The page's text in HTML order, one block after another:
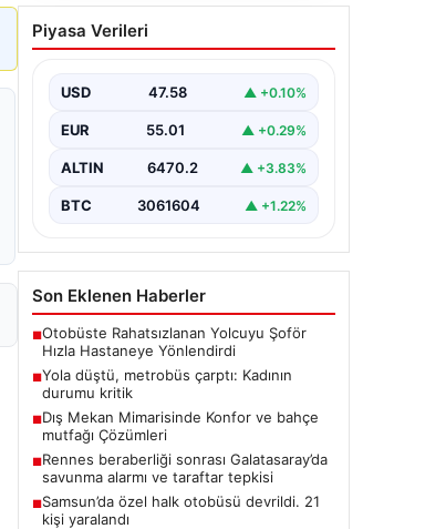
Yola düştü, metrobüs
çarptı: Kadının durumu
Piyasa Verileri
USD 47.58 ▲ +0.10%
EUR 55.01 ▲ +0.29%
ALTIN 6470.2 ▲ +3.83%
BTC 3061604 ▲ +1.22%
Son Eklenen Haberler
■Otobüste Rahatsızlanan Yolcuyu Şoför
Hızla Hastaneye Yönlendirdi
■Yola düştü, metrobüs çarptı: Kadının
durumu kritik
■Dış Mekan Mimarisinde Konfor ve bahçe
mutfağı Çözümleri
■Rennes beraberliği sonrası Galatasaray’da
savunma alarmı ve taraftar tepkisi
■Samsun’da özel halk otobüsü devrildi. 21
kişi yaralandı